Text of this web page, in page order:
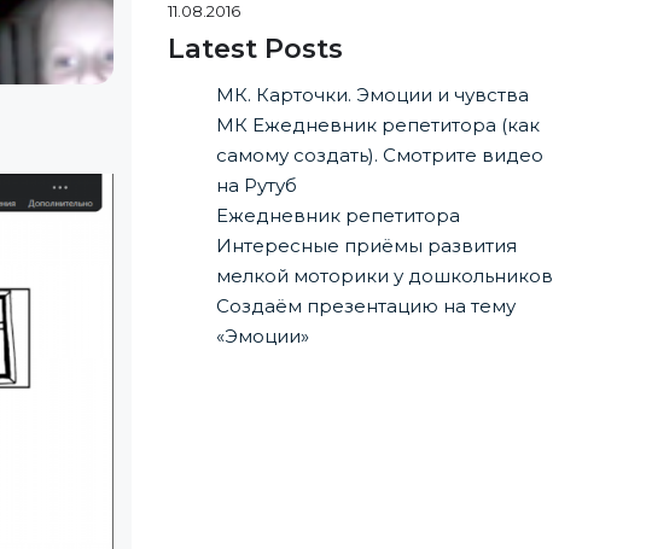
11.08.2016
Latest Posts
МК. Карточки. Эмоции и чувства
МК Ежедневник репетитора (как
самому создать). Смотрите видео
на Рутуб
Ежедневник репетитора
Интересные приёмы развития
мелкой моторики у дошкольников
Создаём презентацию на тему
«Эмоции»